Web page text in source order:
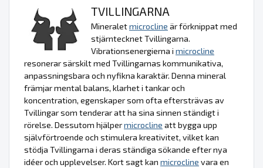
TVILLINGARNA
Mineraletmicrocline är förknippat med
stjärntecknet Tvillingarna.
Vibrationsenergierna i microcline
resonerar särskilt med Tvillingarnas kommunikativa,
anpassningsbara och nyfikna karaktär. Denna mineral
främjar mental balans, klarhet i tankar och
koncentration, egenskaper som ofta eftersträvas av
Tvillingar som tenderar att ha sina sinnen ständigt i
rörelse. Dessutom hjälpermicrocline att bygga upp
självförtroende och stimulera kreativitet, vilket kan
stödja Tvillingarna i deras ständiga sökande efter nya
idéer och upplevelser. Kort sagt kan microcline vara en